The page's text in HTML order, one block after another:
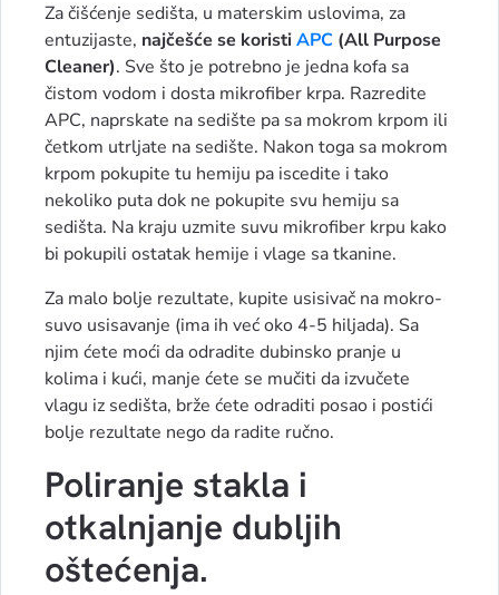
Za čišćenje sedišta, u materskim uslovima, za
entuzijaste, najčešće se koristiAPC (All Purpose
Cleaner). Sve što je potrebno je jedna kofa sa
čistom vodom i dosta mikrofiber krpa. Razredite
APC, naprskate na sedište pa sa mokrom krpom ili
četkom utrljate na sedište. Nakon toga sa mokrom
krpom pokupite tu hemiju pa iscedite i tako
nekoliko puta dok ne pokupite svu hemiju sa
sedišta. Na kraju uzmite suvu mikrofiber krpu kako
bi pokupili ostatak hemije i vlage sa tkanine.
Za malo bolje rezultate, kupite usisivač na mokro-
suvo usisavanje (ima ih već oko 4-5 hiljada). Sa
njim ćete moći da odradite dubinsko pranje u
kolima i kući, manje ćete se mučiti da izvučete
vlagu iz sedišta, brže ćete odraditi posao i postići
bolje rezultate nego da radite ručno.
Poliranje stakla i
otkalnjanje dubljih
oštećenja.